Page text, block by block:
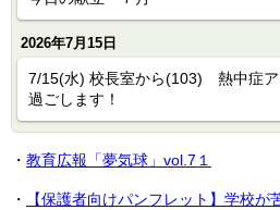
2026年7月15日
7/15(水) 校長室から(103) 熱中症ア
過ごします！
・ 教育広報「夢気球」vol.7１
・
【保護者向けパンフレット】学校